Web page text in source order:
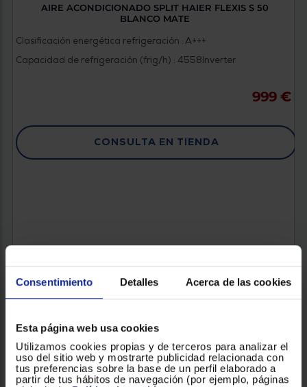
Consentimiento Detalles Acerca de las cookies
Esta página web usa cookies
Utilizamos cookies propias y de terceros para analizar el
uso del sitio web y mostrarte publicidad relacionada con
tus preferencias sobre la base de un perfil elaborado a
partir de tus hábitos de navegación (por ejemplo, páginas
AIRE ACONDICIONADO SPLIT HAIER FLEXIS S 50
BLANCO MATE
Clasificación energética refrigeración : A+++
Capacidad de refrigeración (frig/h) : 4558 Inverter
999 €
CONSULTA EN TIENDA